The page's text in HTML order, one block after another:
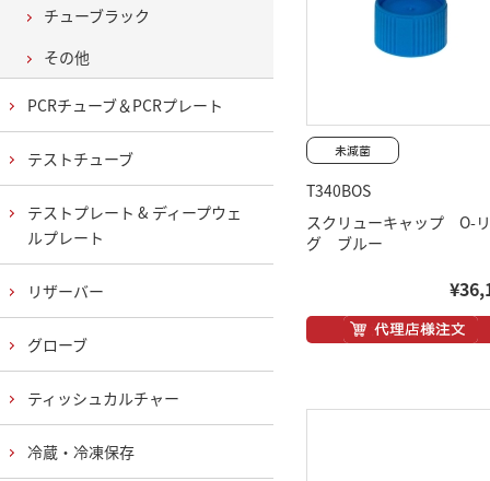
T340BOS
スクリューキャップ O-
グ ブルー
チューブラック
その他
PCRチューブ＆PCRプレート
テストチューブ
テストプレート & ディープウェ
ルプレート
リザーバー
グローブ
ティッシュカルチャー
冷蔵・冷凍保存